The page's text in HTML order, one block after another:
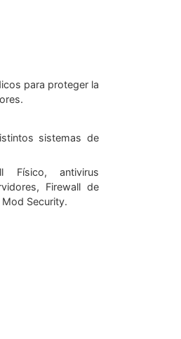
para proteger la
sistemas de
Físico, antivirus
Firewall de
Security.